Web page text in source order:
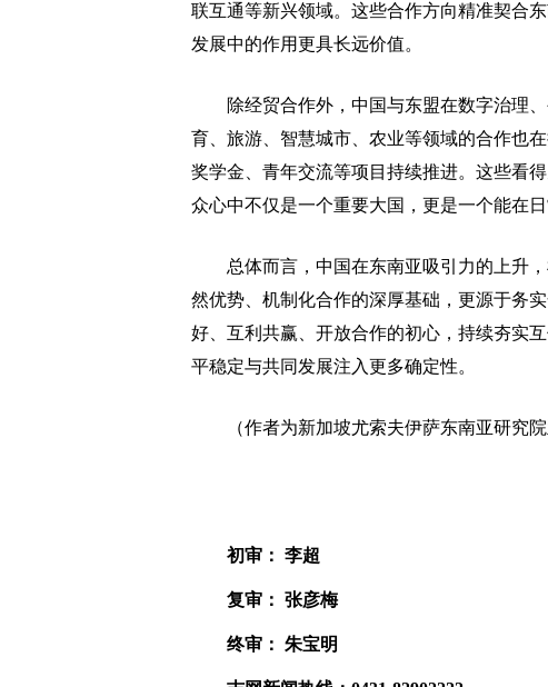
联互通等新兴领域。这些合作方向精准契合
发展中的作用更具长远价值。
除经贸合作外，中国与东盟在数字治理、
育、旅游、智慧城市、农业等领域的合作也
奖学金、青年交流等项目持续推进。这些看
众心中不仅是一个重要大国，更是一个能在
总体而言，中国在东南亚吸引力的上升，
然优势、机制化合作的深厚基础，更源于务
好、互利共赢、开放合作的初心，持续夯实
平稳定与共同发展注入更多确定性。
（作者为新加坡尤索夫伊萨东南亚研究院
初审： 李超
复审： 张彦梅
终审： 朱宝明